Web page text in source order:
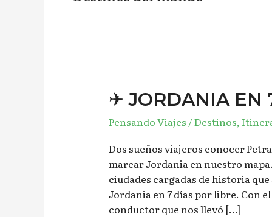
✈︎ JORDANIA EN
Pensando Viajes /Destinos,
Dos sueños viajeros conocer
marcar Jordania en nuestro
ciudades cargadas de historia
Jordania en 7 días por libre. Con
conductor que nos llevó […]
✈︎
JORDANIA
EN
DÍAS
✈︎